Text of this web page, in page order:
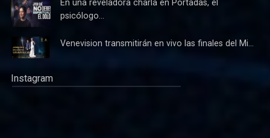
En una reveladora charla en Portadas, el
psicólogo...
Venevision transmitirán en vivo las finales del Mi...
Instagram